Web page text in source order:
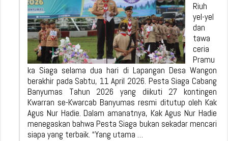
Riuh
yel-yel
dan
tawa
ceria
Pramu
ka Siaga selama dua hari di Lapangan Desa Wangon
berakhir pada Sabtu, 11 April 2026. Pesta Siaga Cabang
Banyumas Tahun 2026 yang diikuti 27 kontingen
Kwarran se-Kwarcab Banyumas resmi ditutup oleh Kak
Agus Nur Hadie. Dalam amanatnya, Kak Agus Nur Hadie
menegaskan bahwa Pesta Siaga bukan sekadar mencari
siapa yang terbaik. “Yang utama …